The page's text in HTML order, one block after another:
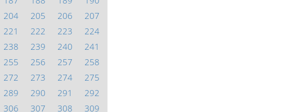
204 205 206
207
221 222 223
224
238 239 240
241
255 256 257
258
272 273 274
275
289 290 291
292
306 307 308 309